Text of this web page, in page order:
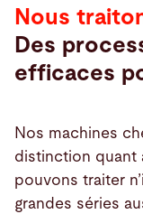
Nous
Des
efficaces
Nos machines
distinction quant
pouvons traiter
grandes séries